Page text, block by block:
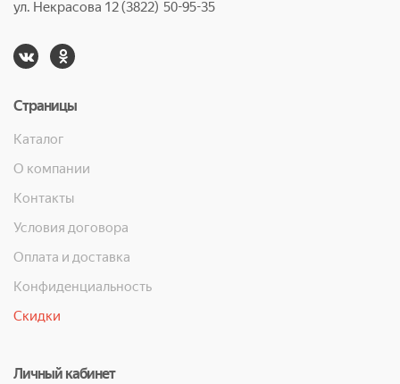
ул. Некрасова 12 (3822) 50-95-35
Страницы
Каталог
О компании
Контакты
Условия договора
Оплата и доставка
Конфиденциальность
Скидки
Личный кабинет